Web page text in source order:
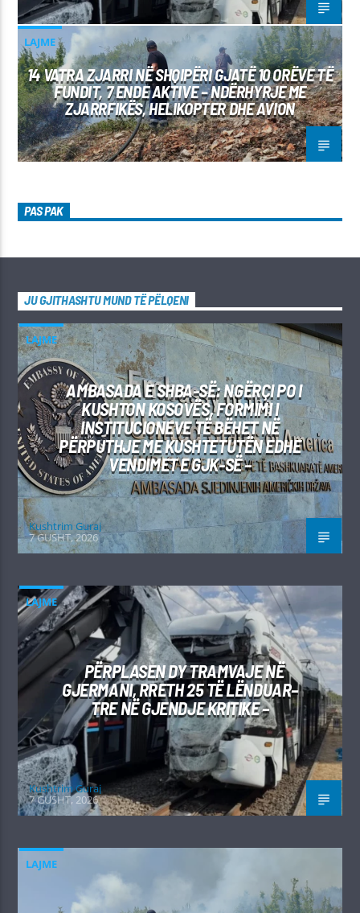
LAJME
14 VATRA ZJARRI NË SHQIPËRI GJATË 10 ORËVE TË
FUNDIT, 7 ENDE AKTIVE – NDËRHYRJE ME
ZJARRFIKËS, HELIKOPTER DHE AVION
PAS PAK
JU GJITHASHTU MUND TË PËLQENI
LAJME
AMBASADA E SHBA-SË: NGËRÇI PO I
KUSHTON KOSOVËS, FORMIMI I
INSTITUCIONEVE TË BËHET NË
PËRPUTHJE ME KUSHTETUTËN EDHE
VENDIMET E GJK-SË –
Kushtrim Guraj
7 GUSHT, 2026
LAJME
PËRPLASEN DY TRAMVAJE NË
GJERMANI, RRETH 25 TË LËNDUAR–
TRE NË GJENDJE KRITIKE –
Kushtrim Guraj
7 GUSHT, 2026
LAJME